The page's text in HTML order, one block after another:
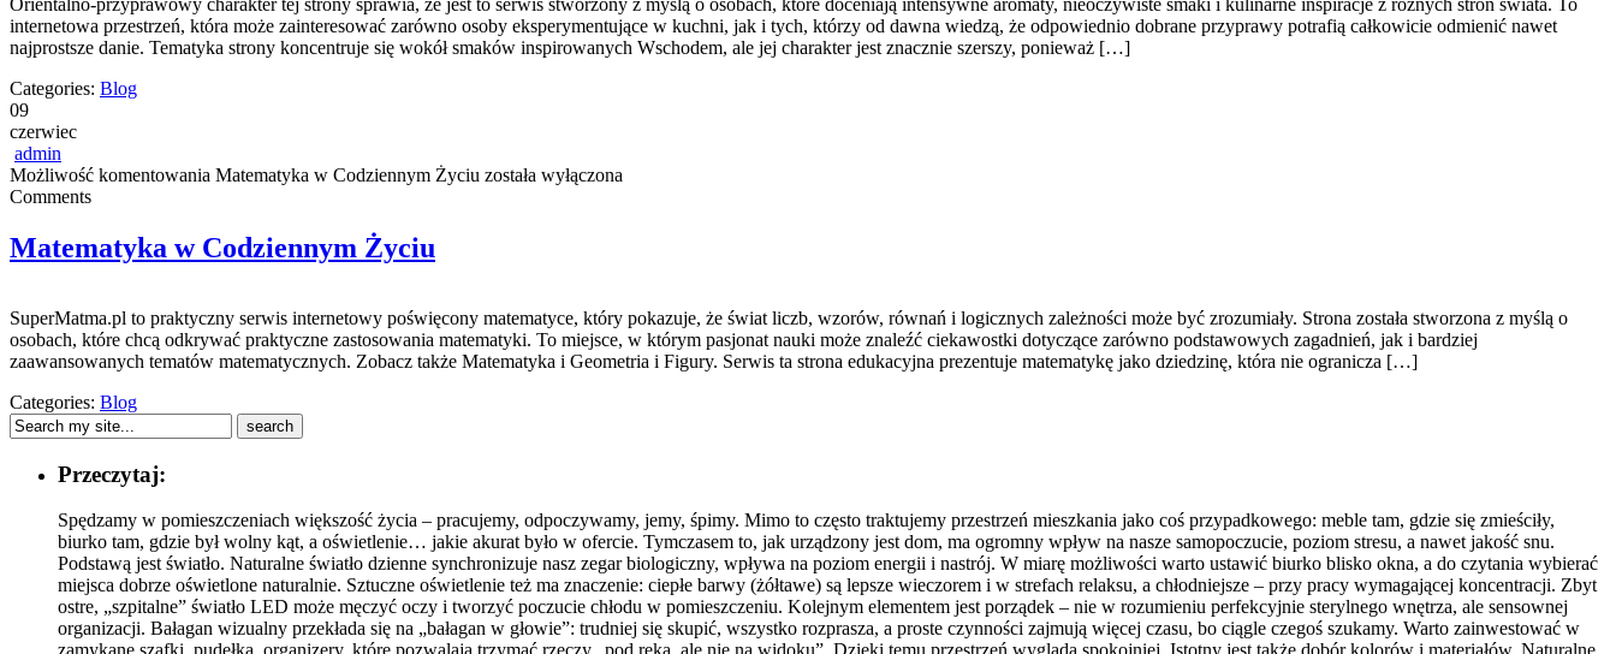
Orientalno-przyprawowy charakter tej strony sprawia, że jest to serwis stworzony z myślą o osobach, które doceniają intensywne aromaty, nieoczywiste smaki i kulinarne inspiracje z różnych stron świata. To
internetowa przestrzeń, która może zainteresować zarówno osoby eksperymentujące w kuchni, jak i tych, którzy od dawna wiedzą, że odpowiednio dobrane przyprawy potrafią całkowicie odmienić nawet
najprostsze danie. Tematyka strony koncentruje się wokół smaków inspirowanych Wschodem, ale jej charakter jest znacznie szerszy, ponieważ […]
Categories: Blog
09
czerwiec
admin
Możliwość komentowania Matematyka w Codziennym Życiu została wyłączona
Comments
Matematyka w Codziennym Życiu
SuperMatma.pl to praktyczny serwis internetowy poświęcony matematyce, który pokazuje, że świat liczb, wzorów, równań i logicznych zależności może być zrozumiały. Strona została stworzona z myślą o
osobach, które chcą odkrywać praktyczne zastosowania matematyki. To miejsce, w którym pasjonat nauki może znaleźć ciekawostki dotyczące zarówno podstawowych zagadnień, jak i bardziej
zaawansowanych tematów matematycznych. Zobacz także Matematyka i Geometria i Figury. Serwis ta strona edukacyjna prezentuje matematykę jako dziedzinę, która nie ogranicza […]
Categories: Blog
Przeczytaj:
Spędzamy w pomieszczeniach większość życia – pracujemy, odpoczywamy, jemy, śpimy. Mimo to często traktujemy przestrzeń mieszkania jako coś przypadkowego: meble tam, gdzie się zmieściły,
biurko tam, gdzie był wolny kąt, a oświetlenie… jakie akurat było w ofercie. Tymczasem to, jak urządzony jest dom, ma ogromny wpływ na nasze samopoczucie, poziom stresu, a nawet jakość snu.
Podstawą jest światło. Naturalne światło dzienne synchronizuje nasz zegar biologiczny, wpływa na poziom energii i nastrój. W miarę możliwości warto ustawić biurko blisko okna, a do czytania wybierać
miejsca dobrze oświetlone naturalnie. Sztuczne oświetlenie też ma znaczenie: ciepłe barwy (żółtawe) są lepsze wieczorem i w strefach relaksu, a chłodniejsze – przy pracy wymagającej koncentracji. Zbyt
ostre, „szpitalne” światło LED może męczyć oczy i tworzyć poczucie chłodu w pomieszczeniu. Kolejnym elementem jest porządek – nie w rozumieniu perfekcyjnie sterylnego wnętrza, ale sensownej
organizacji. Bałagan wizualny przekłada się na „bałagan w głowie”: trudniej się skupić, wszystko rozprasza, a proste czynności zajmują więcej czasu, bo ciągle czegoś szukamy. Warto zainwestować w